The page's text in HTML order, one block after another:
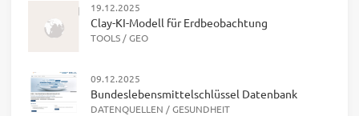
19.12.2025
Clay-KI-Modell für Erdbeobachtung
TOOLS /GEO
09.12.2025
Bundeslebensmittelschlüssel Datenbank
DATENQUELLEN /GESUNDHEIT